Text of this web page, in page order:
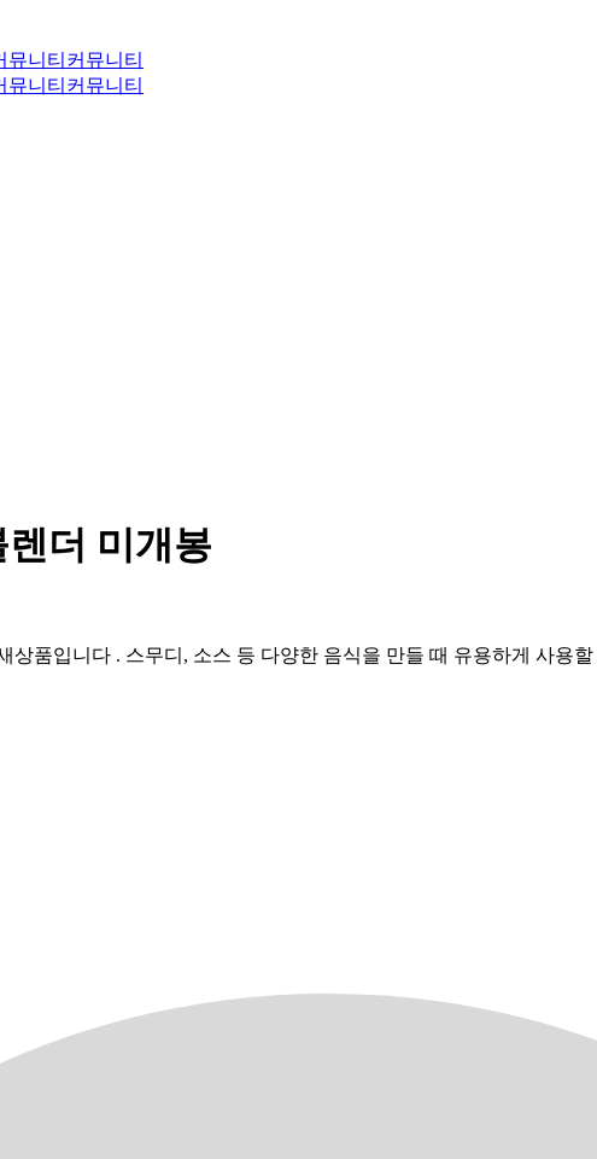
뮤니티 커뮤니티
뮤니티 커뮤니티
더 미개봉
상품입니다 . 스무디, 소스 등 다양한 음식을 만들 때 유용하게 사용